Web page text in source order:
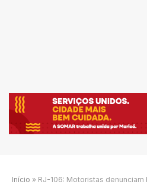
Início » RJ-106: Motoristas denunciam buraco na Rodovia e